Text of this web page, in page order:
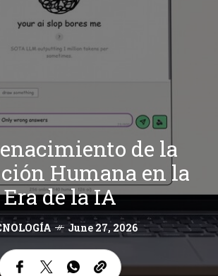
de la
Humana en la
Era de la IA
June 27, 2026